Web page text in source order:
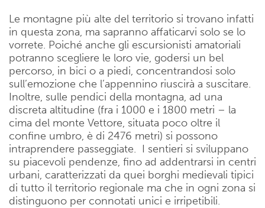
Le montagne più alte del territorio si trovano infatti
in questa zona, ma sapranno affaticarvi solo se lo
vorrete. Poiché anche gli escursionisti amatoriali
potranno scegliere le loro vie, godersi un bel
percorso, in bici o a piedi, concentrandosi solo
sull’emozione che l’appennino riuscirà a suscitare.
Inoltre, sulle pendici della montagna, ad una
discreta altitudine (fra i 1000 e i 1800 metri – la
cima del monte Vettore, situata poco oltre il
confine umbro, è di 2476 metri) si possono
intraprendere passeggiate. I sentieri si sviluppano
su piacevoli pendenze, fino ad addentrarsi in centri
urbani, caratterizzati da quei borghi medievali tipici
di tutto il territorio regionale ma che in ogni zona si
distinguono per connotati unici e irripetibili.